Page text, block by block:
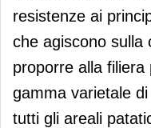
resistenze ai
che agiscono sulla
proporre alla filiera
gamma varietale
tutti gli areali